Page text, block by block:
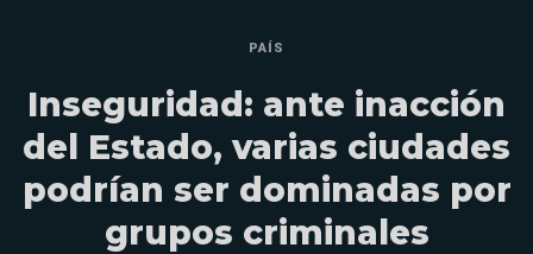
PAÍS
Inseguridad: ante inacción
del Estado, varias ciudades
podrían ser dominadas por
grupos criminales